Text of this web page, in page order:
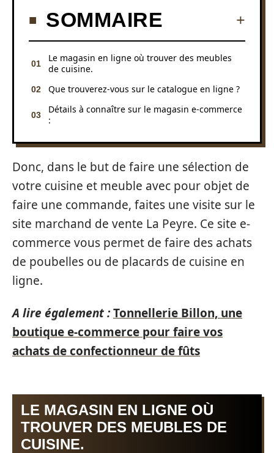
SOMMAIRE
Le magasin en ligne où trouver des meubles
de cuisine.
Que trouverez-vous sur le catalogue en ligne ?
Détails à connaître sur le magasin e-commerce
:
Donc, dans le but de faire une sélection de
votre cuisine et meuble avec pour objet de
faire une commande, faites une visite sur le
site marchand de vente La Peyre. Ce site e-
commerce vous permet de faire des achats
de poubelles ou de placards de cuisine en
ligne.
A lire également :Tonnellerie Billon, une
boutique e-commerce pour faire vos
achats de confectionneur de fûts
LE MAGASIN EN LIGNE OÙ
TROUVER DES MEUBLES DE
CUISINE.